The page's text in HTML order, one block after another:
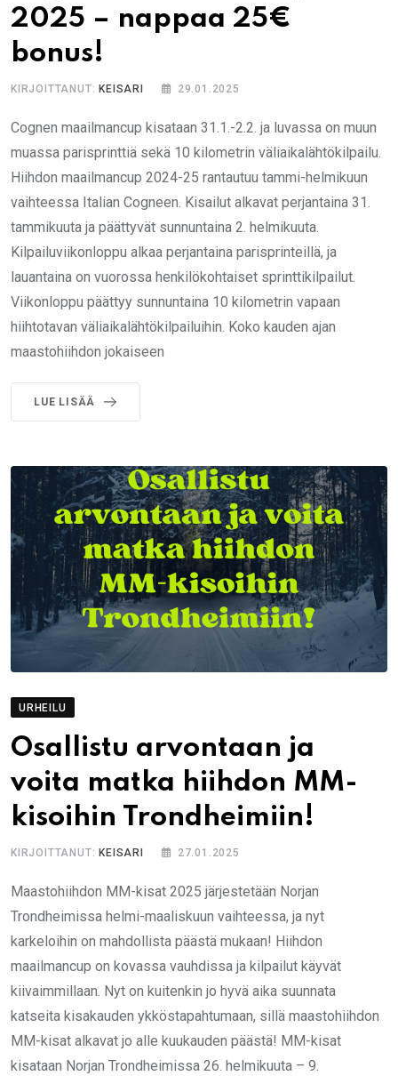
2025 – nappaa 25€
bonus!
KIRJOITTANUT: KEISARI 29.01.2025
Cognen maailmancup kisataan 31.1.-2.2. ja luvassa on muun
muassa parisprinttiä sekä 10 kilometrin väliaikalähtökilpailu.
Hiihdon maailmancup 2024-25 rantautuu tammi-helmikuun
vaihteessa Italian Cogneen. Kisailut alkavat perjantaina 31.
tammikuuta ja päättyvät sunnuntaina 2. helmikuuta.
Kilpailuviikonloppu alkaa perjantaina parisprinteillä, ja
lauantaina on vuorossa henkilökohtaiset sprinttikilpailut.
Viikonloppu päättyy sunnuntaina 10 kilometrin vapaan
hiihtotavan väliaikalähtökilpailuihin. Koko kauden ajan
maastohiihdon jokaiseen
LUE LISÄÄ
URHEILU
Osallistu arvontaan ja
voita matka hiihdon MM-
kisoihin Trondheimiin!
KIRJOITTANUT: KEISARI 27.01.2025
Maastohiihdon MM-kisat 2025 järjestetään Norjan
Trondheimissa helmi-maaliskuun vaihteessa, ja nyt
karkeloihin on mahdollista päästä mukaan! Hiihdon
maailmancup on kovassa vauhdissa ja kilpailut käyvät
kiivaimmillaan. Nyt on kuitenkin jo hyvä aika suunnata
katseita kisakauden ykköstapahtumaan, sillä maastohiihdon
MM-kisat alkavat jo alle kuukauden päästä! MM-kisat
kisataan Norjan Trondheimissa 26. helmikuuta – 9.